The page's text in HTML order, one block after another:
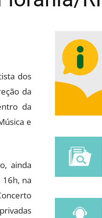
dos
da
da
e
ainda
na